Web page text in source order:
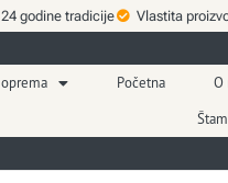
24 godine tradicije Vlastita
oprema Početna O